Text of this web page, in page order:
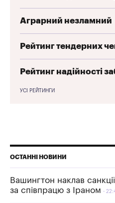
Аграрний незламний
Рейтинг тендерних
Рейтинг надійності
УСІ РЕЙТИНГИ
ОСТАННІ НОВИНИ
Вашингтон наклав
за співпрацю з Іраном